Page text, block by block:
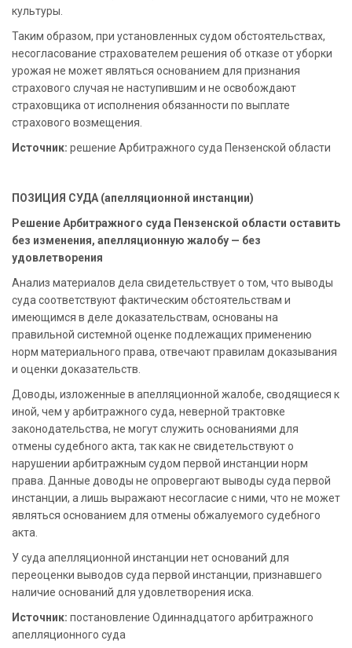
культуры.
Таким образом, при установленных судом обстоятельствах,
несогласование страхователем решения об отказе от уборки
урожая не может являться основанием для признания
страхового случая не наступившим и не освобождают
страховщика от исполнения обязанности по выплате
страхового возмещения.
Источник: решение Арбитражного суда Пензенской области
ПОЗИЦИЯ СУДА (апелляционной инстанции)
Решение Арбитражного суда Пензенской области оставить
без изменения, апелляционную жалобу — без
удовлетворения
Анализ материалов дела свидетельствует о том, что выводы
суда соответствуют фактическим обстоятельствам и
имеющимся в деле доказательствам, основаны на
правильной системной оценке подлежащих применению
норм материального права, отвечают правилам доказывания
и оценки доказательств.
Доводы, изложенные в апелляционной жалобе, сводящиеся к
иной, чем у арбитражного суда, неверной трактовке
законодательства, не могут служить основаниями для
отмены судебного акта, так как не свидетельствуют о
нарушении арбитражным судом первой инстанции норм
права. Данные доводы не опровергают выводы суда первой
инстанции, а лишь выражают несогласие с ними, что не может
являться основанием для отмены обжалуемого судебного
акта.
У суда апелляционной инстанции нет оснований для
переоценки выводов суда первой инстанции, признавшего
наличие оснований для удовлетворения иска.
Источник: постановление Одиннадцатого арбитражного
апелляционного суда